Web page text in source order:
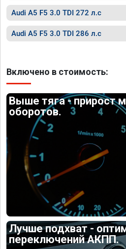
Audi A5 F5 3.0 TDI 272 л.с
Audi A5 F5 3.0 TDI 286 л.с
Включено в стоимость:
Выше тяга - прирост
оборотов.
Лучше подхват -
переключений АКПП.